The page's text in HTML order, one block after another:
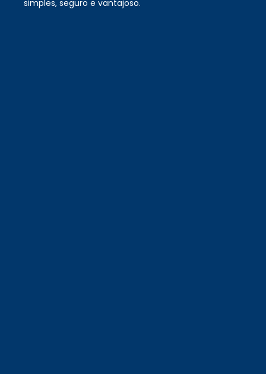
simples, seguro e vantajoso.